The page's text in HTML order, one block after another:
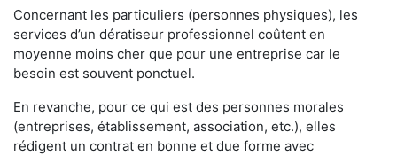
Concernant les particuliers (personnes physiques), les
services d’un dératiseur professionnel coûtent en
moyenne moins cher que pour une entreprise car le
besoin est souvent ponctuel.
En revanche, pour ce qui est des personnes morales
(entreprises, établissement, association, etc.), elles
rédigent un contrat en bonne et due forme avec